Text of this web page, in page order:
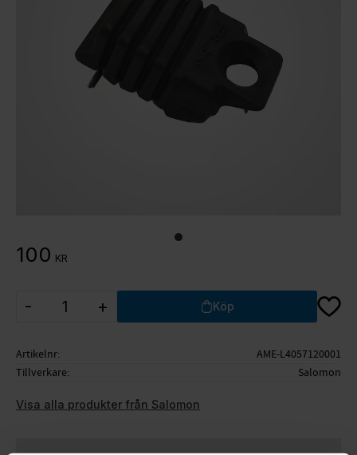
100 KR
+
- Köp Lägg
Artikelnr
AME-L4057120001
Tillverkare
Salomon
Visa alla produkter från Salomon